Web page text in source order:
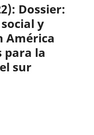
Dossier:
y
América
para la
sur